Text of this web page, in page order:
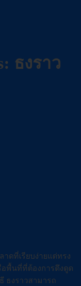
ธงราว
ดที่เรียบง่ายแต่ทรง
อพื้นที่ที่ต้องการดึงดูด
ธงราวสามารถ